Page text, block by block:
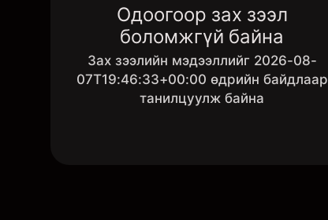
Одоогоор зах зээл
боломжгүй байна
Зах зээлийн мэдээллийг 2026-08-
07T19:46:33+00:00 өдрийн байдлаар
танилцуулж байна